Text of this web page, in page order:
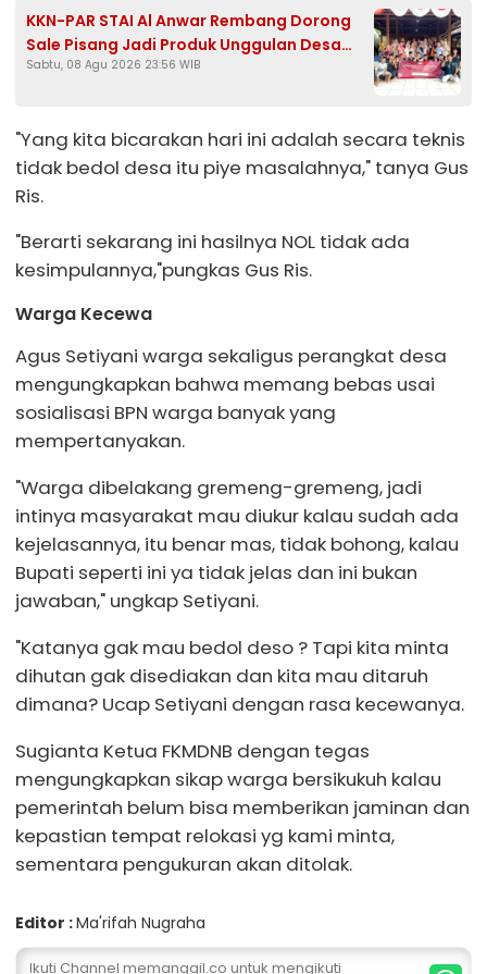
KKN-PAR STAI Al Anwar Rembang Dorong
Sale Pisang Jadi Produk Unggulan Desa
Bondol Bojonegoro
Sabtu, 08 Agu 2026 23:56 WIB
"Yang kita bicarakan hari ini adalah secara teknis
tidak bedol desa itu piye masalahnya," tanya Gus
Ris.
"Berarti sekarang ini hasilnya NOL tidak ada
kesimpulannya,"pungkas Gus Ris.
Warga Kecewa
Agus Setiyani warga sekaligus perangkat desa
mengungkapkan bahwa memang bebas usai
sosialisasi BPN warga banyak yang
mempertanyakan.
"Warga dibelakang gremeng-gremeng, jadi
intinya masyarakat mau diukur kalau sudah ada
kejelasannya, itu benar mas, tidak bohong, kalau
Bupati seperti ini ya tidak jelas dan ini bukan
jawaban," ungkap Setiyani.
"Katanya gak mau bedol deso ? Tapi kita minta
dihutan gak disediakan dan kita mau ditaruh
dimana? Ucap Setiyani dengan rasa kecewanya.
Sugianta Ketua FKMDNB dengan tegas
mengungkapkan sikap warga bersikukuh kalau
pemerintah belum bisa memberikan jaminan dan
kepastian tempat relokasi yg kami minta,
sementara pengukuran akan ditolak.
Editor :Ma'rifah Nugraha
Ikuti Channel memanggil.co untuk mengikuti